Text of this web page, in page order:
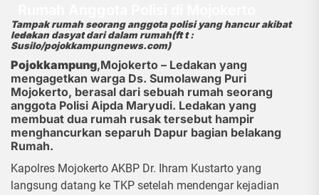
13 Januari 2025
Tampak rumah seorang anggota polisi yang hancur akibat
ledakan dasyat dari dalam rumah(ft t :
Susilo/pojokkampungnews.com)
Pojokkampung,Mojokerto – Ledakan yang
mengagetkan warga Ds. Sumolawang Puri
Mojokerto, berasal dari sebuah rumah seorang
anggota Polisi Aipda Maryudi. Ledakan yang
membuat dua rumah rusak tersebut hampir
menghancurkan separuh Dapur bagian belakang
Rumah.
Kapolres Mojokerto AKBP Dr. Ihram Kustarto yang
langsung datang ke TKP setelah mendengar kejadian